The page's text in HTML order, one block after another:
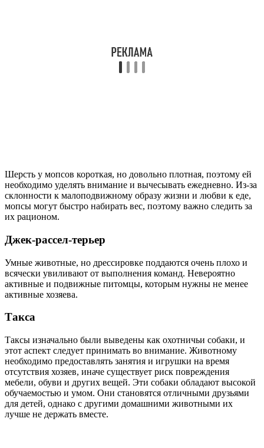
Шерсть у мопсов короткая, но довольно плотная, поэтому ей
необходимо уделять внимание и вычесывать ежедневно. Из-за
склонности к малоподвижному образу жизни и любви к еде,
мопсы могут быстро набирать вес, поэтому важно следить за
их рационом.
Джек-рассел-терьер
Умные животные, но дрессировке поддаются очень плохо и
всячески увиливают от выполнения команд. Невероятно
активные и подвижные питомцы, которым нужны не менее
активные хозяева.
Такса
Таксы изначально были выведены как охотничьи собаки, и
этот аспект следует принимать во внимание. Животному
необходимо предоставлять занятия и игрушки на время
отсутствия хозяев, иначе существует риск повреждения
мебели, обуви и других вещей. Эти собаки обладают высокой
обучаемостью и умом. Они становятся отличными друзьями
для детей, однако с другими домашними животными их
лучше не держать вместе.